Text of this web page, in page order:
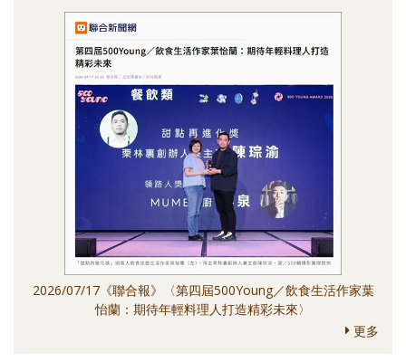
2026/07/17《聯合報》〈第四屆500Young／飲食生活作家葉
怡蘭：期待年輕料理人打造精彩未來〉
更多